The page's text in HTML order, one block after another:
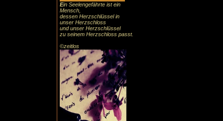
Ein Seelengefährte ist ein
Mensch,
dessen Herzschlüssel in
unser Herzschloss
und unser Herzschlüssel
zu seinem Herzschloss passt.
©zeitlos